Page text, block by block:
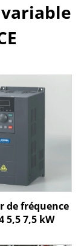
de fréquence
5,5 7,5 kW